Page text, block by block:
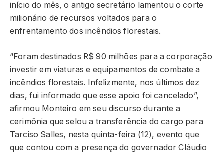
início do mês, o antigo secretário lamentou o corte
milionário de recursos voltados para o
enfrentamento dos incêndios florestais.
“Foram destinados R$ 90 milhões para a corporação
investir em viaturas e equipamentos de combate a
incêndios florestais. Infelizmente, nos últimos dez
dias, fui informado que esse apoio foi cancelado”,
afirmou Monteiro em seu discurso durante a
cerimônia que selou a transferência do cargo para
Tarciso Salles, nesta quinta-feira (12), evento que
que contou com a presença do governador Cláudio